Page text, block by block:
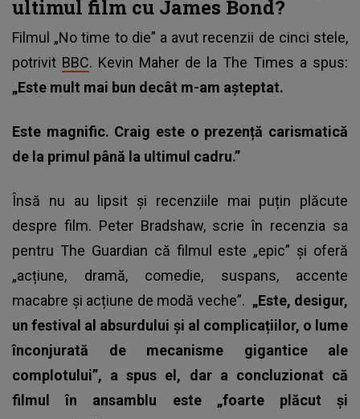
ultimul film cu James Bond?
Filmul „No time to die” a avut recenzii de cinci stele,
potrivit BBC. Kevin Maher de la The Times a spus:
„Este mult mai bun decât m-am așteptat.
Este magnific. Craig este o prezență carismatică
de la primul până la ultimul cadru.”
Însă nu au lipsit și recenziile mai puțin plăcute
despre film. Peter Bradshaw, scrie în recenzia sa
pentru The Guardian că filmul este „epic” și oferă
„acțiune, dramă, comedie, suspans, accente
macabre și acțiune de modă veche”. „Este, desigur,
un festival al absurdului și al complicațiilor, o lume
înconjurată de mecanisme gigantice ale
complotului”, a spus el, dar a concluzionat că
filmul în ansamblu este „foarte plăcut și